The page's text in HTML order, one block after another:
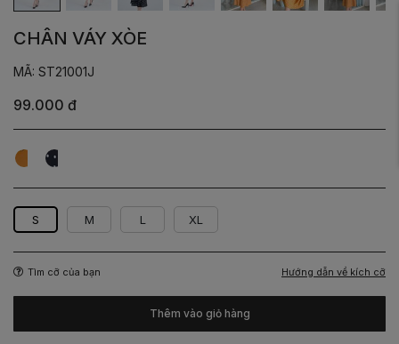
CHÂN VÁY XÒE
MÃ: ST21001J
99.000 đ
Bi
Bi
S M L XL
Tìm cỡ của bạn Hướng dẫn về kích cỡ
Thêm vào giỏ hàng